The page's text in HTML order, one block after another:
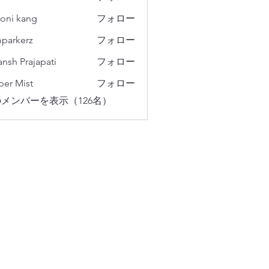
kang
フォロー
フォロー
Prajapati
フォロー
Mist
フォロー
ンバーを表示（126名）